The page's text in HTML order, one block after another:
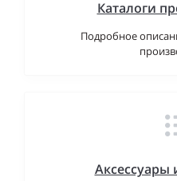
Каталоги
Подробное
Аксессуары